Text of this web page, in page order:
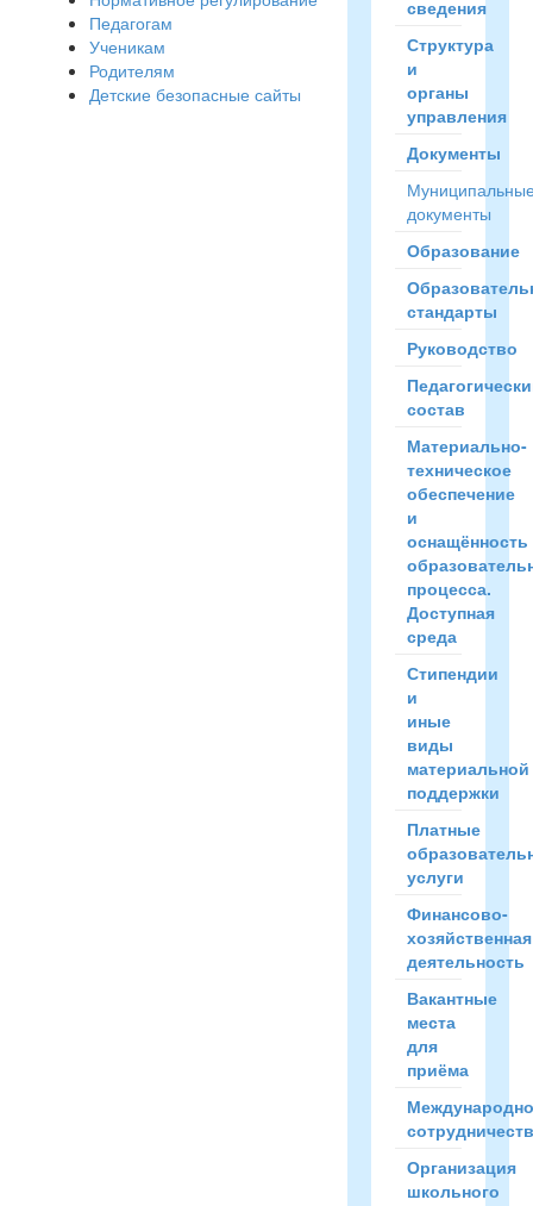
Педагогам
Ученикам
Родителям
Детские безопасные сайты
сведения
Структура
и
органы
управления
Документы
документы
Образование
стандарты
Руководство
состав
Материально-
техническое
обеспечение
и
оснащённость
процесса.
Доступная
среда
Стипендии
и
иные
виды
материальной
поддержки
Платные
услуги
Финансово-
хозяйственная
деятельность
Вакантные
места
для
приёма
Организация
школьного